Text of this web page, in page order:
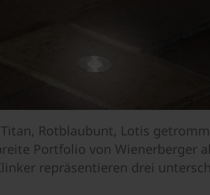
Rotblaubunt, Lotis
Portfolio von Wienerberger
repräsentieren drei